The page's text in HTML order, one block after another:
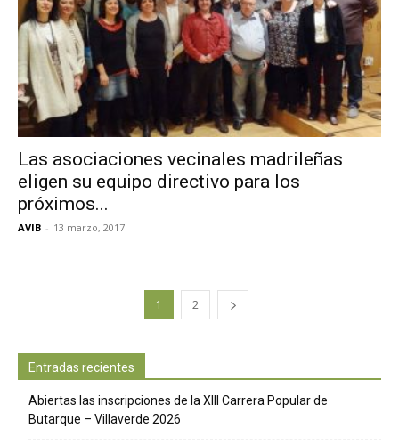
Las asociaciones vecinales madrileñas
eligen su equipo directivo para los
próximos...
AVIB - 13 marzo, 2017
1 2
Entradas recientes
Abiertas las inscripciones de la XIII Carrera Popular de
Butarque – Villaverde 2026